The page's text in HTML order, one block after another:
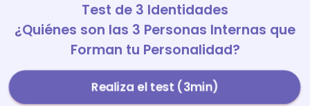
Test de 3 Identidades
¿Quiénes son las 3 Personas Internas que
Forman tu Personalidad?
Realiza el test (3min)